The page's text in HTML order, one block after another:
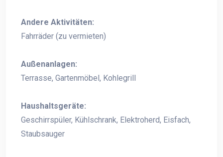
Andere Aktivitäten:
Fahrräder (zu vermieten)
Außenanlagen:
Terrasse, Gartenmöbel, Kohlegrill
Haushaltsgeräte:
Geschirrspüler, Kühlschrank, Elektroherd, Eisfach,
Staubsauger